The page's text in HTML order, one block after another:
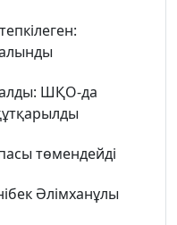
алынды
ШҚО-да
төмендейді
Әлімханұлы